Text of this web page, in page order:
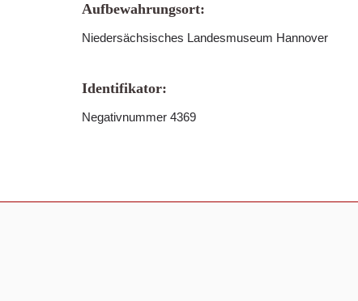
Aufbewahrungsort:
Niedersächsisches Landesmuseum Hannover
Identifikator:
Negativnummer 4369